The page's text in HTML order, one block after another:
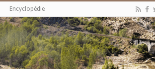
Encyclopédie